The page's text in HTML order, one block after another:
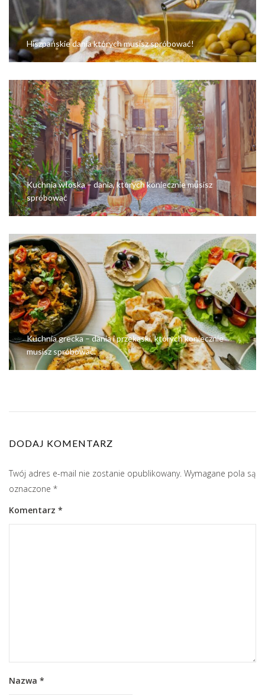
Hiszpańskie dania których musisz spróbować!
Kuchnia włoska – dania, których koniecznie musisz
spróbować
Kuchnia grecka – dania i przekąski, których koniecznie
musisz spróbować.
DODAJ KOMENTARZ
Twój adres e-mail nie zostanie opublikowany. Wymagane pola są
oznaczone *
Komentarz *
Nazwa *